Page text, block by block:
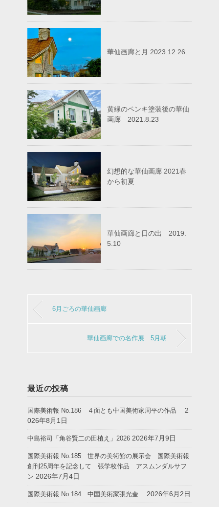
華仙画廊と月 2023.12.26.
黄緑のペンキ塗装後の華仙
画廊 2021.8.23
幻想的な華仙画廊 2021春
から初夏
華仙画廊と日の出 2019.
5.10
6月ごろの華仙画廊
華仙画廊での名作展 5月朝
最近の投稿
国際美術報 No.186 ４面とも中国美術家周平の作品
2
026年8月1日
中島裕司「角谷賢二の田植え」2026 2026年7月9日
国際美術報 No.185 世界の美術館の展示会 国際美術報
創刊25周年を記念して 張学枚作品 アスムンダルサフ
ン 2026年7月4日
国際美術報 No.184 中国美術家張光奎 2026年6月2日